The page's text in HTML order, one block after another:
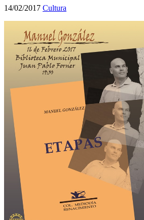
14/02/2017 Cultura